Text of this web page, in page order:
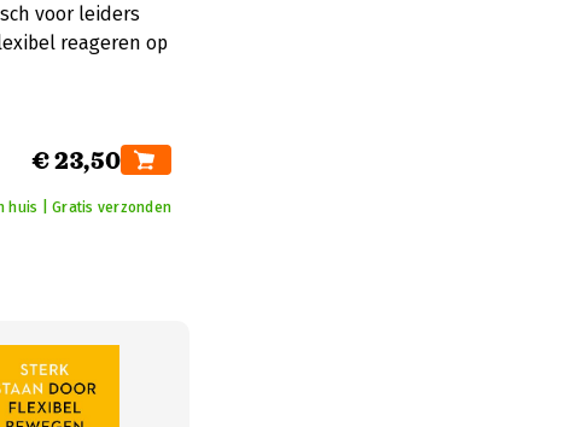
voor leiders
reageren op
€ 23,50
huis | Gratis verzonden